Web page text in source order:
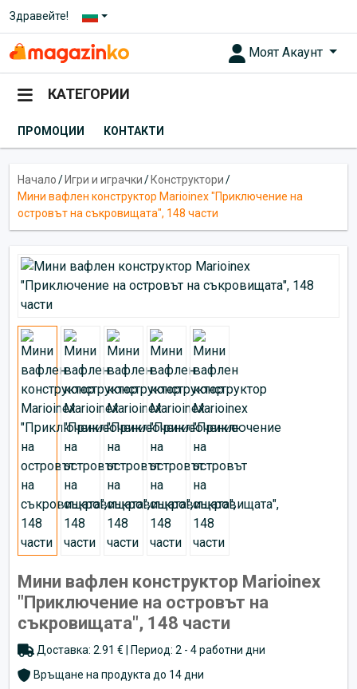
Здравейте!
Моят Акаунт
КАТЕГОРИИ
ПРОМОЦИИ КОНТАКТИ
Начало/ Игри и играчки/ Конструктори/
Мини вафлен конструктор Marioinex "Приключение на
островът на съкровищата", 148 части
Мини вафлен конструктор Marioinex
"Приключение на островът на
съкровищата", 148 части
Доставка: 2.91 € | Период: 2 - 4 работни дни
Връщане на продукта до 14 дни